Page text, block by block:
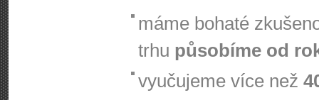
máme bohaté
trhu působíme od
vyučujeme více než